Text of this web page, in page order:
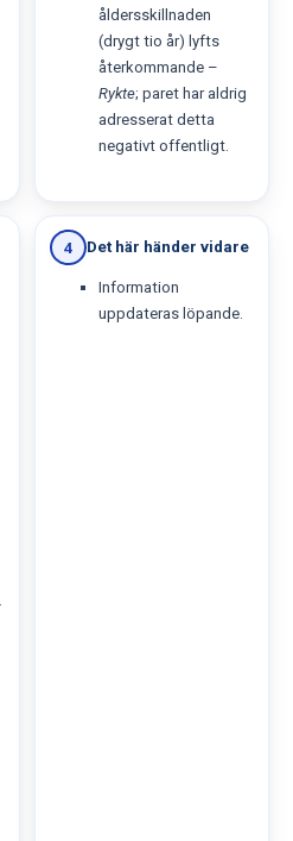
åldersskillnaden
(drygt tio år) lyfts
återkommande –
Rykte; paret har aldrig
adresserat detta
negativt offentligt.
4 Det här händer vidare
Information
uppdateras löpande.